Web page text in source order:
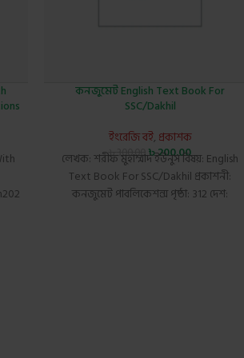
কনজুমেট English Text Book For
SSC/Dakhil
ইংরেজি বই, প্রকাশক
৳300.00৳200.00
লেখক: শরীফ মুহাম্মাদ ইউনুস বিষয়: English
Text Book For SSC/Dakhil প্রকাশনী:
কনজুমেট পাবলিকেশন্স পৃষ্ঠা: 312 দেশ: